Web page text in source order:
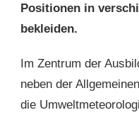
Positionen in
bekleiden.
Im Zentrum der
neben der
die